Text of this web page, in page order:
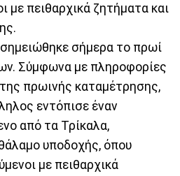
με πειθαρχικά ζητήματα και
σήμερα το πρωί
Σύμφωνα με πληροφορίες
πρωινής καταμέτρησης,
εντόπισε έναν
από τα Τρίκαλα,
υποδοχής, όπου
με πειθαρχικά